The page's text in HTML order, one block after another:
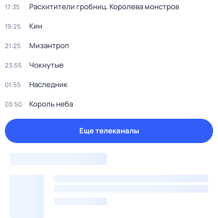
17:35 Расхитители гробниц. Королева монстров
19:25 Кин
21:25 Мизантроп
23:55 Чокнутые
01:55 Наследник
03:50 Король неба
Еще телеканалы